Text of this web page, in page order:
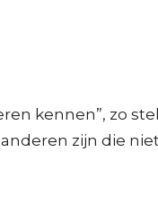
kennen”, zo
zijn die